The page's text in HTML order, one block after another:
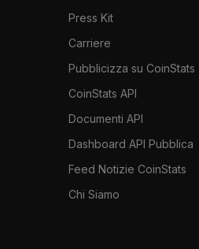
Press Kit
Carriere
Pubblicizza su CoinStats
CoinStats API
Documenti API
Dashboard API Pubblica
Feed Notizie CoinStats
Chi Siamo